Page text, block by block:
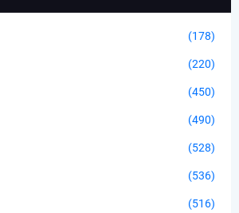
(178)
(220)
(450)
(490)
(528)
(536)
(516)